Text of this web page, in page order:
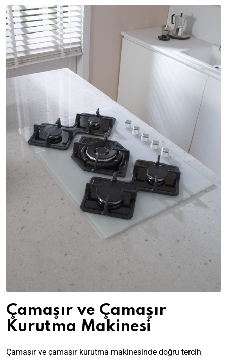
Çamaşır ve Çamaşır
Kurutma Makinesi
Çamaşır ve çamaşır kurutma makinesinde doğru tercih